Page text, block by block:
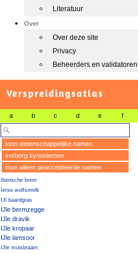
Literatuur
Over
Over deze site
Privacy
Beheerders en validatoren
Verspreidingsatlas
a b c d e f
toon wetenschappelijke namen
verberg synoniemen
toon alleen geaccepteerde namen
Iberische brem
Ierse wolfsmelk
IJl baardgras
IJle bermzegge
IJle dravik
IJle kropaar
IJle lamsoor
IJle muisbraam